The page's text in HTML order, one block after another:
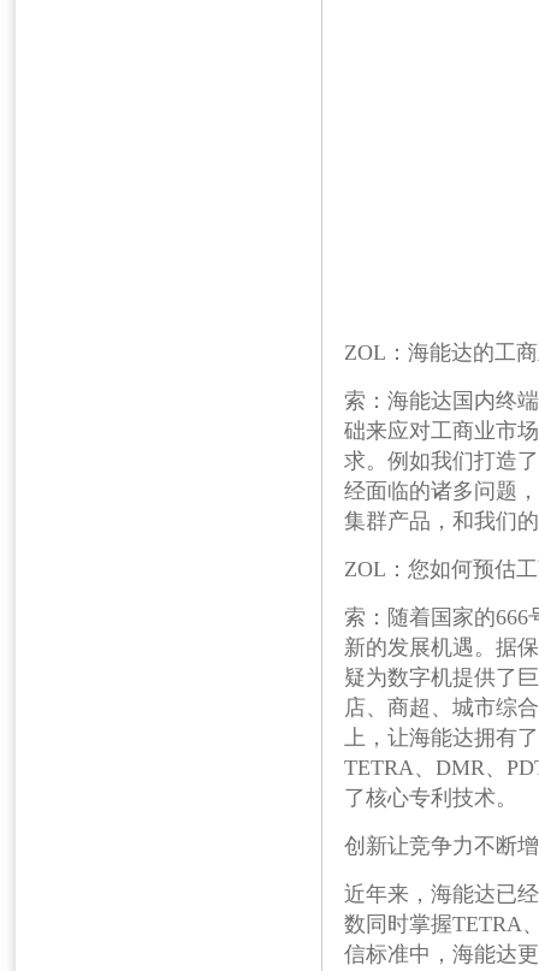
ZOL ：海能达的工
索：海能达国内终
础来应对工商业市
求。例如我们打造
经面临的诸多问题
集群产品，和我们的
ZOL ：您如何预估
索：随着国家的666
新的发展机遇。据
疑为数字机提供了
店、商超、城市综
上，让海能达拥有
TETRA、 DMR、
了核心专利技术。
创新让竞争力不断
近年来，海能达已
数同时掌握TETRA
信标准中，海能达